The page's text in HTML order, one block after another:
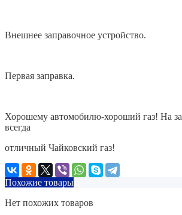
Внешнее заправочное устройство.
Первая заправка.
Хорошему автомобилю-хороший газ! На
всегда
отличный Чайковский газ!
Похожие товары
Нет похожих товаров